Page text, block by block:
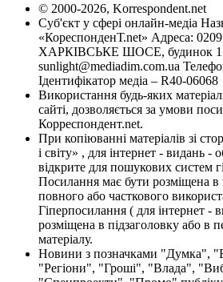
© 2000-2026, Korrespondent.net
Суб'єкт у сфері онлайн-медіа
«КореспонденТ.net» Адреса:
ХАРКІВСЬКЕ ШОСЕ, будинок
sunlight@mediadim.com.ua
Ідентифікатор медіа – R40-06068
Використання будь-яких
сайті, дозволяється за умови
Корреспондент.net.
При копіюванні матеріалів зі
і світу» , для інтернет - видань -
відкрите для пошукових систем
Посилання має бути розміщена в
повного або часткового
Гіперпосилання ( для інтернет -
розміщена в підзаголовку або в
матеріалу.
Новини з позначками "Думка",
"Регіони", "Гроші", "Влада",